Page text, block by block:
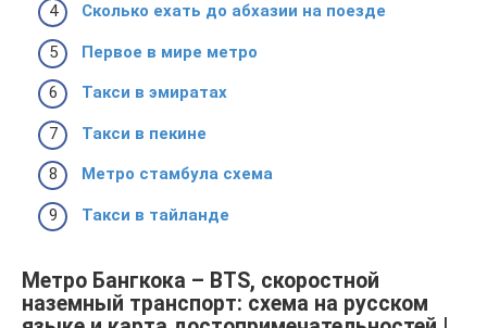
Сколько ехать до абхазии на поезде
Первое в мире метро
Такси в эмиратах
Такси в пекине
Метро стамбула схема
Такси в тайланде
Метро Бангкока – BTS, скоростной
наземный транспорт: схема на русском